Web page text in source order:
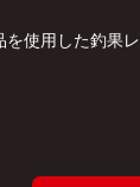
使用した釣果